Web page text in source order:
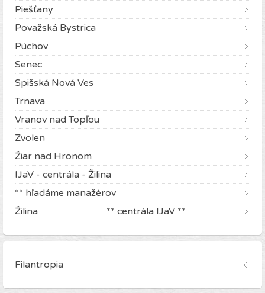
Piešťany
Považská Bystrica
Púchov
Senec
Spišská Nová Ves
Trnava
Vranov nad Topľou
Zvolen
Žiar nad Hronom
IJaV - centrála - Žilina
** hľadáme manažérov
Žilina ** centrála IJaV **
Filantropia